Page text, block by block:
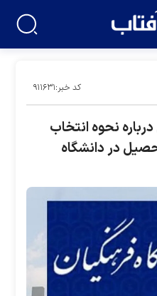
کد خبر:۹۱۱۶۳۱
نحوه انتخاب
در دانشگاه